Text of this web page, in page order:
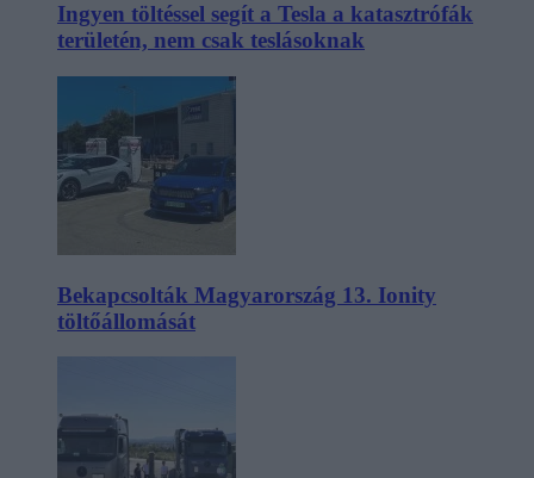
Ingyen töltéssel segít a Tesla a katasztrófák
területén, nem csak teslásoknak
Bekapcsolták Magyarország 13. Ionity
töltőállomását